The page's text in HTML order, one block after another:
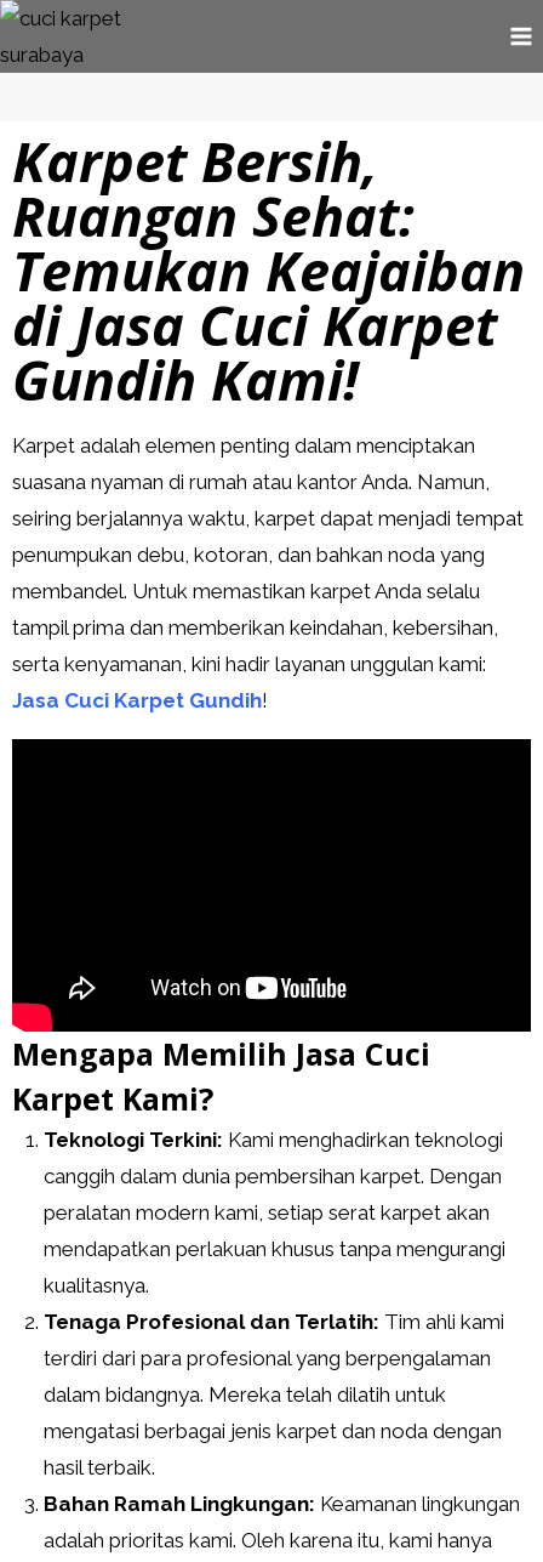
Karpet Bersih,
Ruangan Sehat:
Temukan Keajaiban
di Jasa Cuci Karpet
Gundih Kami!
Karpet adalah elemen penting dalam menciptakan
suasana nyaman di rumah atau kantor Anda. Namun,
seiring berjalannya waktu, karpet dapat menjadi tempat
penumpukan debu, kotoran, dan bahkan noda yang
membandel. Untuk memastikan karpet Anda selalu
tampil prima dan memberikan keindahan, kebersihan,
serta kenyamanan, kini hadir layanan unggulan kami:
Jasa Cuci Karpet Gundih!
Mengapa Memilih Jasa Cuci
Karpet Kami?
Teknologi Terkini: Kami menghadirkan teknologi
canggih dalam dunia pembersihan karpet. Dengan
peralatan modern kami, setiap serat karpet akan
mendapatkan perlakuan khusus tanpa mengurangi
kualitasnya.
Tenaga Profesional dan Terlatih: Tim ahli kami
terdiri dari para profesional yang berpengalaman
dalam bidangnya. Mereka telah dilatih untuk
mengatasi berbagai jenis karpet dan noda dengan
hasil terbaik.
Bahan Ramah Lingkungan: Keamanan lingkungan
adalah prioritas kami. Oleh karena itu, kami hanya